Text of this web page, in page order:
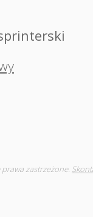
prawa zastrzeżone.